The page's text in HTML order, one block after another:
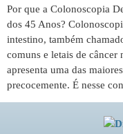
Por que a Colonoscopia
dos 45 Anos?
intestino, também
comuns e letais de câncer
apresenta uma das
precocemente. É nesse